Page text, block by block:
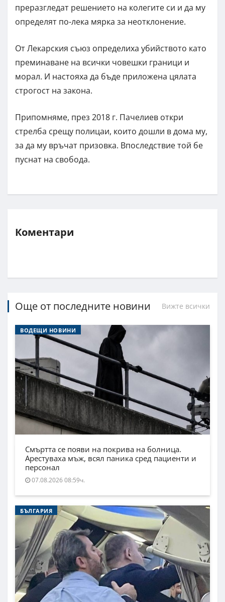
преразгледат решението на колегите си и да му
определят по-лека мярка за неотклонение.
От Лекарския съюз определиха убийството като
преминаване на всички човешки граници и
морал. И настояха да бъде приложена цялата
строгост на закона.
Припомняме, през 2018 г. Пачелиев откри
стрелба срещу полицаи, които дошли в дома му,
за да му връчат призовка. Впоследствие той бе
пуснат на свобода.
Коментари
Още от последните новини Вижте всички
ВОДЕЩИ НОВИНИ
Смъртта се появи на покрива на болница.
Арестуваха мъж, всял паника сред пациенти и
персонал
07.08.2026 08:59ч.
БЪЛГАРИЯ